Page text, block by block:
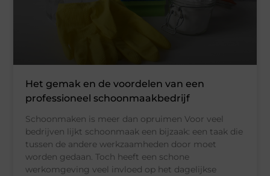
Het gemak en de voordelen van een
professioneel schoonmaakbedrijf
Schoonmaken is meer dan opruimen Voor veel
bedrijven lijkt schoonmaak een bijzaak: een taak die
tussen de andere werkzaamheden door moet
worden gedaan. Toch heeft een schone
werkomgeving veel invloed op het dagelijkse